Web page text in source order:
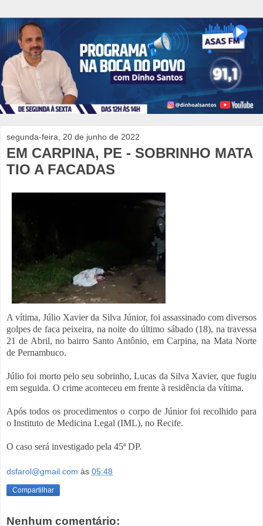
segunda-feira, 20 de junho de 2022
EM CARPINA, PE - SOBRINHO MATA
TIO A FACADAS
A vítima, Júlio Xavier da Silva Júnior, foi assassinado com diversos
golpes de faca peixeira, na noite do último sábado (18), na travessa
21 de Abril, no bairro Santo Antônio, em Carpina, na Mata Norte
de Pernambuco.
Júlio foi morto pelo seu sobrinho, Lucas da Silva Xavier, que fugiu
em seguida. O crime aconteceu em frente à residência da vítima.
Após todos os procedimentos o corpo de Júnior foi recolhido para
o Instituto de Medicina Legal (IML), no Recife.
O caso será investigado pela 45ª DP.
dsfarol@gmail.com às 05:48
Compartilhar
Nenhum comentário: